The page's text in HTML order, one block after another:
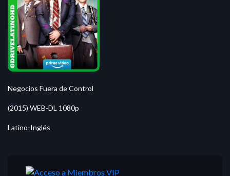
Negocios Fuera de Control
(2015) WEB-DL 1080p
Latino-Inglés